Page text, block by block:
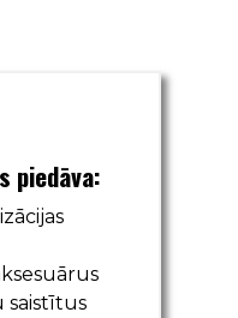
saistītus
piedāva: